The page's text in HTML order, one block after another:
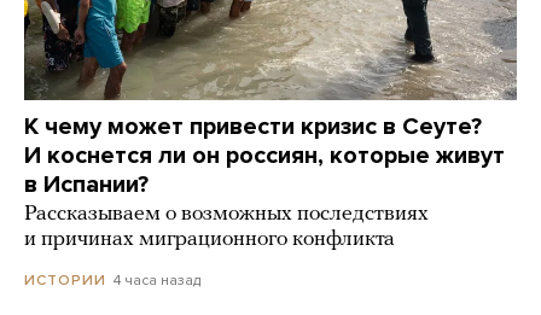
К чему может привести кризис в Сеуте?
И коснется ли он россиян, которые живут
в Испании?
Рассказываем о возможных последствиях
и причинах миграционного конфликта
ИСТОРИИ 4 часа назад